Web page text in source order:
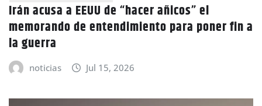
Irán acusa a EEUU de “hacer añicos” el
memorando de entendimiento para poner fin a
la guerra
noticias Jul 15, 2026